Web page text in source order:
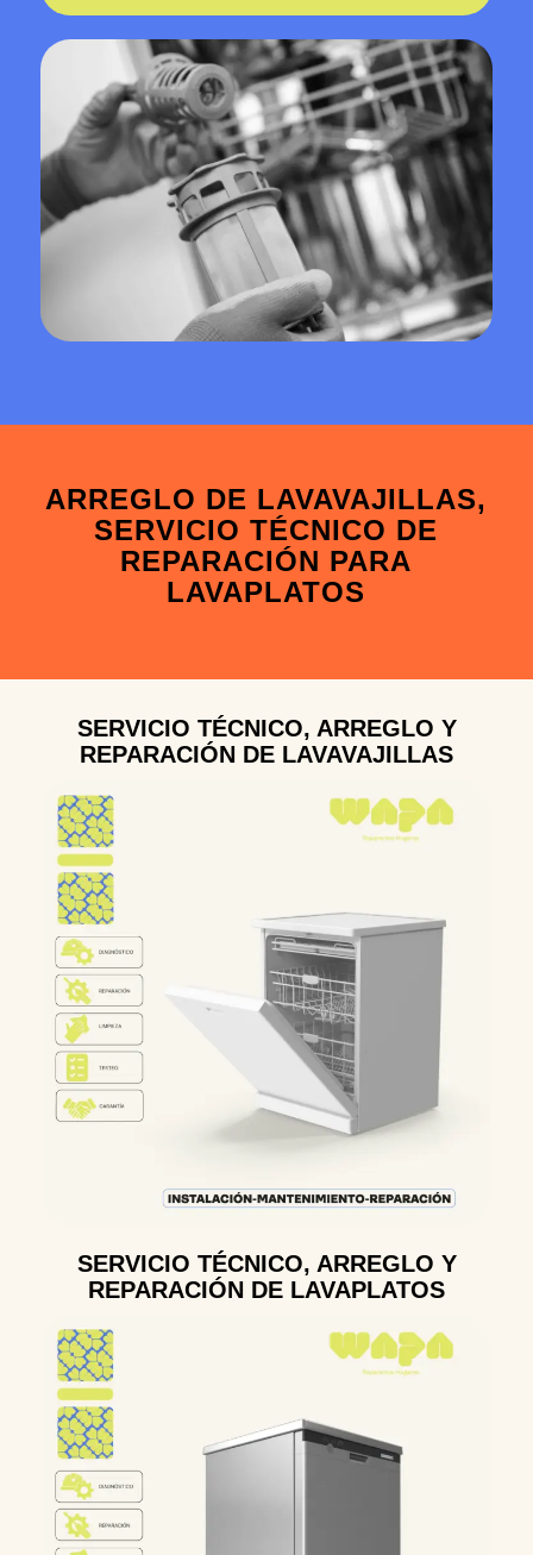
ARREGLO DE LAVAVAJILLAS,
SERVICIO TÉCNICO DE
REPARACIÓN PARA
LAVAPLATOS
SERVICIO TÉCNICO, ARREGLO Y
REPARACIÓN DE LAVAVAJILLAS
SERVICIO TÉCNICO, ARREGLO Y
REPARACIÓN DE LAVAPLATOS